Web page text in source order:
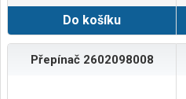
Do košíku
Přepínač 2602098008